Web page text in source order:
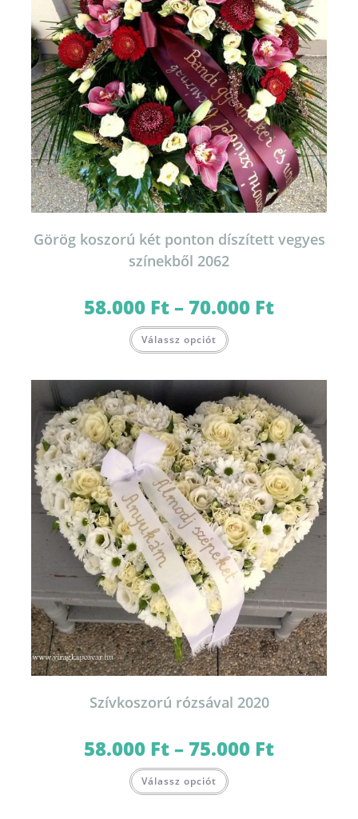
Görög koszorú két ponton díszített vegyes
színekből 2062
58.000 Ft– 70.000 Ft58.000 Ft
Válassz opciót a
van.
A
változatok
a
termékoldalon
választhatók
ki
Szívkoszorú rózsával 2020
58.000 Ft– 75.000 Ft58.000 Ft
Válassz opciót a